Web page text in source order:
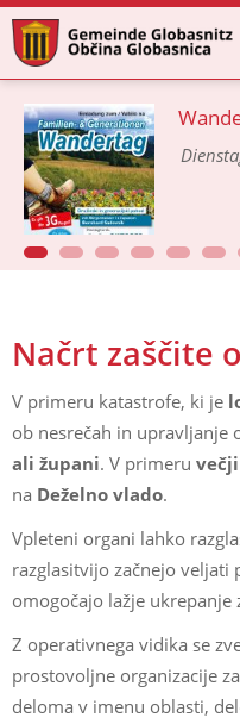
Načrt zaščite
V primeru katastrofe, ki je
ob nesrečah in upravljanje
ali župani. V primeru
na Deželno vlado.
Vpleteni organi lahko
razglasitvijo začnejo veljati
omogočajo lažje
Z operativnega vidika se
prostovoljne organizacije
deloma v imenu oblasti,